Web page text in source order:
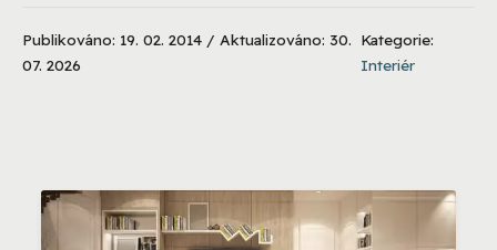
Publikováno: 19. 02. 2014 / Aktualizováno: 30.
07. 2026
Kategorie:
Interiér